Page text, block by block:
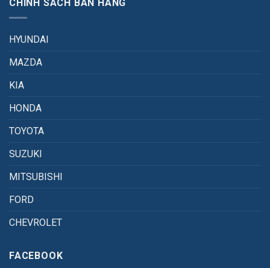
CHÍNH SÁCH BÁN HÀNG
HYUNDAI
MAZDA
KIA
HONDA
TOYOTA
SUZUKI
MITSUBISHI
FORD
CHEVROLET
FACEBOOK